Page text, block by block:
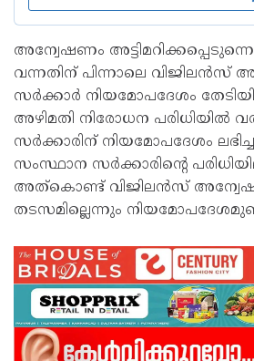
അന്വേഷണം
വന്നതിന് പിന്നാലെ വിജിലന്‍സ്
സര്‍ക്കാര്‍ നിയമോപദേശം
അഴിമതി നിരോധന പരിധിയില്‍
സര്‍ക്കാരിന് നിയമോപദേശം
സംസ്ഥാന സര്‍ക്കാരിന്റെ
അത്‌കൊണ്ട് വിജിലന്‍സ്
തടസമില്ലെന്നും